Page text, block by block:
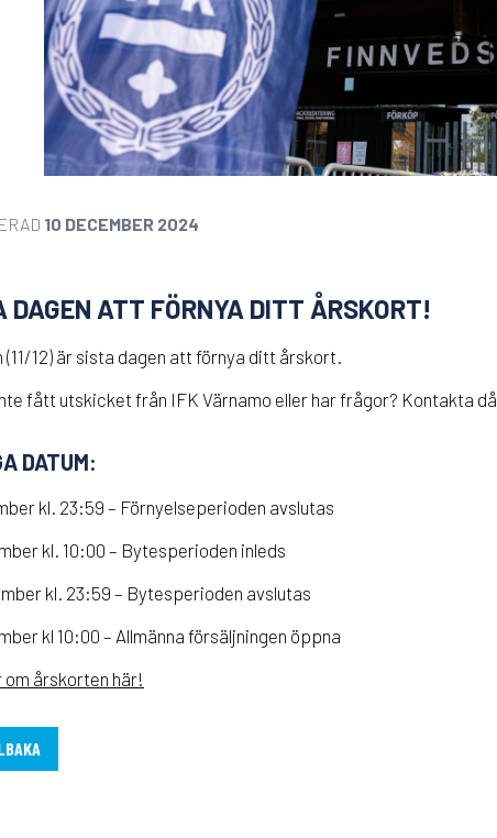
10 DECEMBER 2024
DAGEN ATT FÖRNYA DITT ÅRSKORT!
(11/12) är sista dagen att förnya ditt årskort.
fått utskicket från IFK Värnamo eller har frågor? Kontakta då
DATUM:
kl. 23:59 – Förnyelseperioden avslutas
kl. 10:00 – Bytesperioden inleds
kl. 23:59 – Bytesperioden avslutas
kl 10:00 – Allmänna försäljningen öppna
om årskorten här!